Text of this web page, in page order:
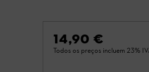
14,90 €
Todos os preços incluem 23%